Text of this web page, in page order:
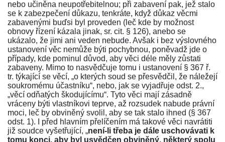
nebo učiněna neupotřebitelnou; při zabavení pak, jež stalo
se k zabezpečení důkazu, tenkráte, když důkaz věcmi
zabavenými buďsi byl proveden (leč kde by možnost
obnovy řízení kázala jinak, sr. cit. § 126), anebo se
ukázalo, že jimi ani veden nebude. Avšak i bez výslovného
ustanovení věc nemůže býti pochybnou, poněvadž jde o
případy, kde pominul důvod, aby věci déle měly zůstati
zabaveny. Mimo to nasvědčuje tomu i ustanovení § 367 ř.
tr. týkající se věcí, „o kterých soud se přesvědčil, že náležejí
soukromému účastníku“, nebo, jak se vyjadřuje odst. 2.,
„věcí odňatých škodujícímu“. Tyto věci mají zásadně
vráceny býti vlastníkovi teprve, až rozsudek nabude právní
moci, leč by obviněný svolil, aby se tak stalo ihned (§ 367
odst. 1). I před hlavním přelíčením má takové věci navrátiti
již soudce vyšetřující, „není-li třeba je dále uschovávati k
tomu konci, aby byl usvědčen obviněný, některý spolu